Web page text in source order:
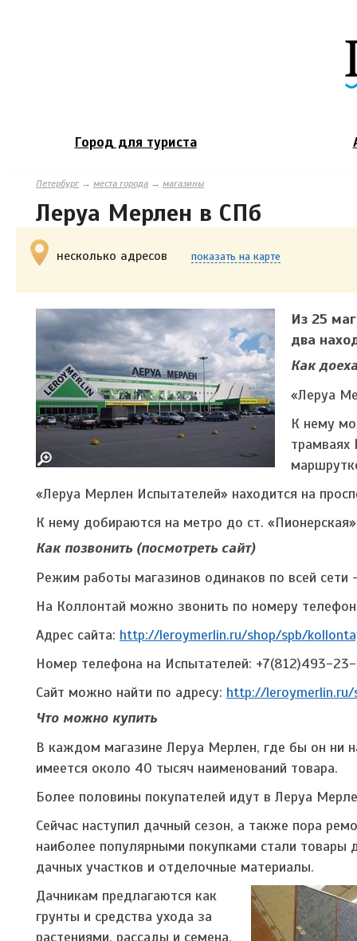
Город для туриста
Петербург→ места города → магазины
Леруа Мерлен в СПб
несколько адресов показать на карте
Из 25
два
Как
«Леруа
К нему
«Леруа Мерлен Испытателей» находится на
К нему добираются на метро до ст.
Как позвонить (посмотреть сайт)
Режим работы магазинов одинаков по всей
На Коллонтай можно звонить по номеру
Адрес сайта: http://leroymerlin.ru/shop/spb/
Номер телефона на Испытателей: +7(812)493-
Сайт можно найти по адресу: http://
Что можно купить
В каждом магазине Леруа Мерлен, где бы он ни
имеется около 40 тысяч наименований товара.
Более половины покупателей идут в Леруа
Сейчас наступил дачный сезон, а также пора
наиболее популярными покупками стали товары
дачных участков и отделочные материалы.
Дачникам предлагаются как
грунты и средства ухода за
растениями, рассады и семена,